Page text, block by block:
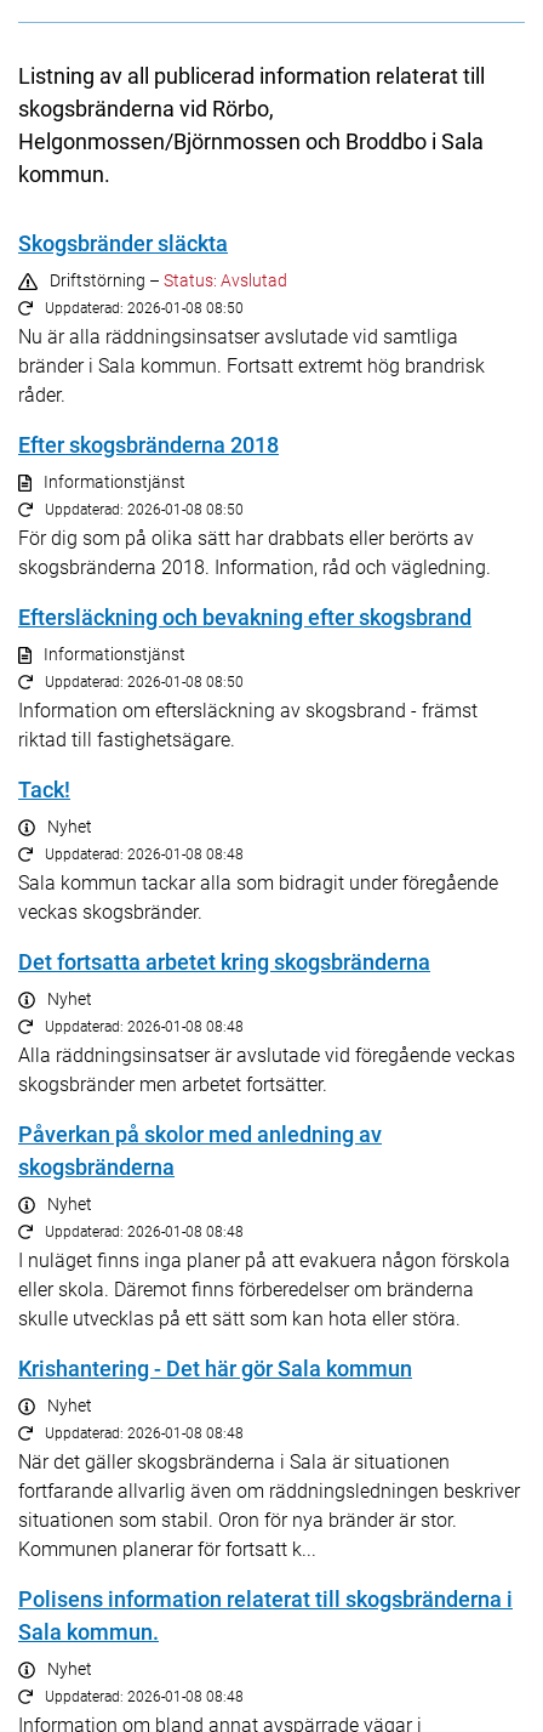
Listning av all publicerad information relaterat till
skogsbränderna vid Rörbo,
Helgonmossen/Björnmossen och Broddbo i Sala
kommun.
Skogsbränder släckta
Driftstörning – Status: Avslutad
Uppdaterad: 2026-01-08 08:50
Nu är alla räddningsinsatser avslutade vid samtliga
bränder i Sala kommun. Fortsatt extremt hög brandrisk
råder.
Efter skogsbränderna 2018
Informationstjänst
Uppdaterad: 2026-01-08 08:50
För dig som på olika sätt har drabbats eller berörts av
skogsbränderna 2018. Information, råd och vägledning.
Eftersläckning och bevakning efter skogsbrand
Informationstjänst
Uppdaterad: 2026-01-08 08:50
Information om eftersläckning av skogsbrand - främst
riktad till fastighetsägare.
Tack!
Nyhet
Uppdaterad: 2026-01-08 08:48
Sala kommun tackar alla som bidragit under föregående
veckas skogsbränder.
Det fortsatta arbetet kring skogsbränderna
Nyhet
Uppdaterad: 2026-01-08 08:48
Alla räddningsinsatser är avslutade vid föregående veckas
skogsbränder men arbetet fortsätter.
Påverkan på skolor med anledning av
skogsbränderna
Nyhet
Uppdaterad: 2026-01-08 08:48
I nuläget finns inga planer på att evakuera någon förskola
eller skola. Däremot finns förberedelser om bränderna
skulle utvecklas på ett sätt som kan hota eller störa.
Krishantering - Det här gör Sala kommun
Nyhet
Uppdaterad: 2026-01-08 08:48
När det gäller skogsbränderna i Sala är situationen
fortfarande allvarlig även om räddningsledningen beskriver
situationen som stabil. Oron för nya bränder är stor.
Kommunen planerar för fortsatt k...
Polisens information relaterat till skogsbränderna i
Sala kommun.
Nyhet
Uppdaterad: 2026-01-08 08:48
Information om bland annat avspärrade vägar i